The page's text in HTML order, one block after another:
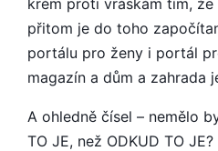
přitom je do toho
portálu pro ženy i portál
magazín a dům a zahrada
A ohledně čísel – nemělo
TO JE, než ODKUD TO